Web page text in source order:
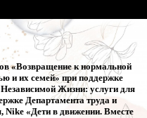
«Возвращение к нормальной
и их семей» при поддержке
Жизни: услуги для
Департамента труда и
«Дети в движении. Вместе